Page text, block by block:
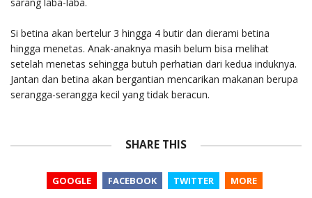
Si betina akan bertelur 3 hingga 4 butir dan dierami betina
hingga menetas. Anak-anaknya masih belum bisa melihat
setelah menetas sehingga butuh perhatian dari kedua induknya.
Jantan dan betina akan bergantian mencarikan makanan berupa
serangga-serangga kecil yang tidak beracun.
SHARE THIS
GOOGLE FACEBOOK TWITTER MORE